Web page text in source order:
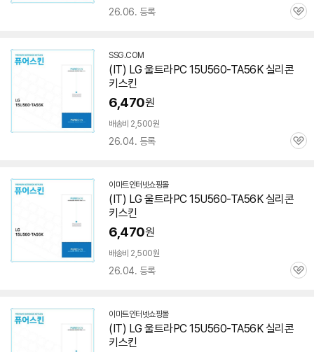
26.06. 등록
관
SSG.COM
(IT) LG 울트라PC15U560-TA56K실리콘
키스킨
6,470원
배송비 2,500원
26.04. 등록
관
이마트인터넷쇼핑몰
(IT) LG 울트라PC15U560-TA56K실리콘
키스킨
6,470원
배송비 2,500원
26.04. 등록
관
이마트인터넷쇼핑몰
(IT) LG 울트라PC15U560-TA56K실리콘
키스킨